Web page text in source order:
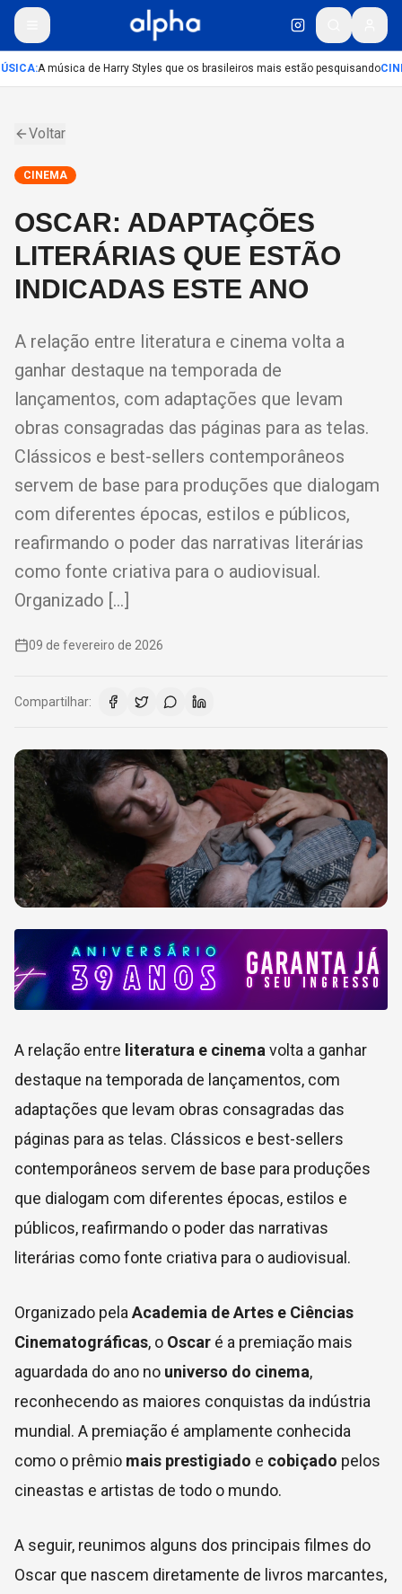
:A música de Harry Styles que os brasileiros mais estão pesquisando
Voltar
CINEMA
OSCAR: ADAPTAÇÕES
LITERÁRIAS QUE ESTÃO
INDICADAS ESTE ANO
A relação entre literatura e cinema volta a
ganhar destaque na temporada de
lançamentos, com adaptações que levam
obras consagradas das páginas para as telas.
Clássicos e best-sellers contemporâneos
servem de base para produções que dialogam
com diferentes épocas, estilos e públicos,
reafirmando o poder das narrativas literárias
como fonte criativa para o audiovisual.
Organizado […]
09 de fevereiro de 2026
Compartilhar:
A relação entre literatura e cinema volta a ganhar
destaque na temporada de lançamentos, com
adaptações que levam obras consagradas das
páginas para as telas. Clássicos e best-sellers
contemporâneos servem de base para produções
que dialogam com diferentes épocas, estilos e
públicos, reafirmando o poder das narrativas
literárias como fonte criativa para o audiovisual.
Organizado pela Academia de Artes e Ciências
Cinematográficas, o Oscar é a premiação mais
aguardada do ano no universo do cinema,
reconhecendo as maiores conquistas da indústria
mundial. A premiação é amplamente conhecida
como o prêmio mais prestigiado e cobiçado pelos
cineastas e artistas de todo o mundo.
A seguir, reunimos alguns dos principais filmes do
Oscar que nascem diretamente de livros marcantes,